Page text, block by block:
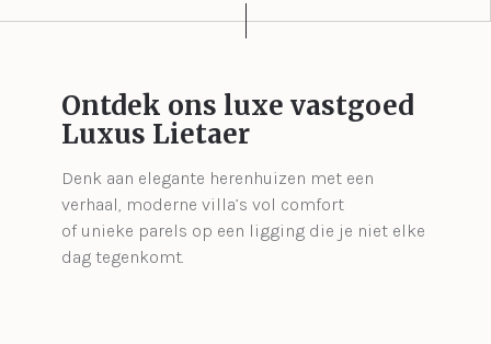
Ontdek ons luxe vastgoed
Luxus Lietaer
Denk aan elegante herenhuizen met een
verhaal, moderne villa’s vol comfort
of unieke parels op een ligging die je niet elke
dag tegenkomt.